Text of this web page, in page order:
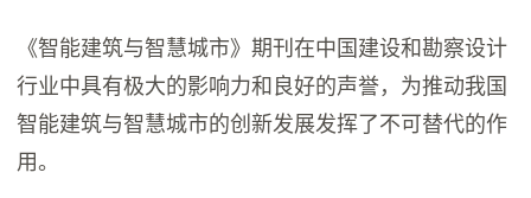
《智能建筑与智慧城市》期刊在中国建设和勘察设计
行业中具有极大的影响力和良好的声誉，为推动我国
智能建筑与智慧城市的创新发展发挥了不可替代的作
用。